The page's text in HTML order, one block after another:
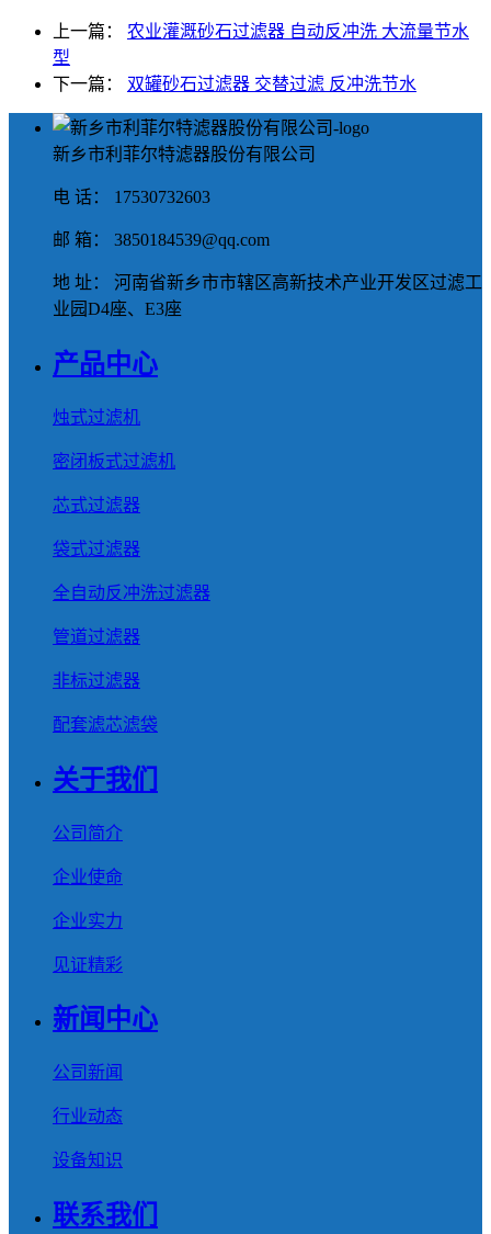
上一篇： 农业灌溉砂石过滤器 自动反冲洗 大流量节水
型
下一篇： 双罐砂石过滤器 交替过滤 反冲洗节水
新乡市利菲尔特滤器股份有限公司
电 话： 17530732603
邮 箱： 3850184539@qq.com
地 址： 河南省新乡市市辖区高新技术产业开发区过滤工
业园D4座、E3座
产品中心
烛式过滤机
密闭板式过滤机
芯式过滤器
袋式过滤器
全自动反冲洗过滤器
管道过滤器
非标过滤器
配套滤芯滤袋
关于我们
公司简介
企业使命
企业实力
见证精彩
新闻中心
公司新闻
行业动态
设备知识
联系我们